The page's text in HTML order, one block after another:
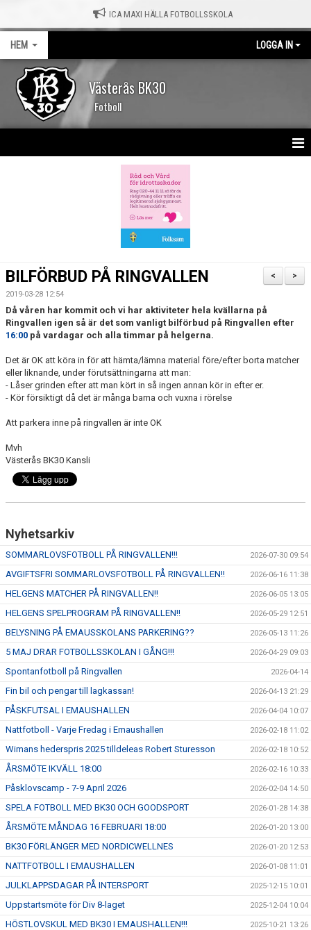
ICA MAXI HÄLLA FOTBOLLSSKOLA
HEM LOGGA IN
Västerås BK30
Fotboll
OM KLUBBEN
KONTAKT
NY I BK30
>
<
BILFÖRBUD PÅ RINGVALLEN
2019-03-28 12:54
Då våren har kommit och vi har aktiviteter hela kvällarna på
Ringvallen igen så är det som vanligt bilförbud på Ringvallen efter
16:00 på vardagar och alla timmar på helgerna.
Det är OK att köra in för att hämta/lämna material före/efter borta matcher
eller liknande, under förutsättningarna att man:
- Låser grinden efter att man kört in så ingen annan kör in efter er.
- Kör försiktigt då det är många barna och vuxna i rörelse
Att parkera inne på ringvallen är inte OK
Mvh
Västerås BK30 Kansli
Nyhetsarkiv
SOMMARLOVSFOTBOLL PÅ RINGVALLEN!!! 2026-07-30 09:54
AVGIFTSFRI SOMMARLOVSFOTBOLL PÅ RINGVALLEN!! 2026-06-16 11:38
HELGENS MATCHER PÅ RINGVALLEN!! 2026-06-05 13:05
HELGENS SPELPROGRAM PÅ RINGVALLEN!! 2026-05-29 12:51
BELYSNING PÅ EMAUSSKOLANS PARKERING?? 2026-05-13 11:26
5 MAJ DRAR FOTBOLLSSKOLAN I GÅNG!!! 2026-04-29 09:03
Spontanfotboll på Ringvallen 2026-04-14
Fin bil och pengar till lagkassan! 2026-04-13 21:29
PÅSKFUTSAL I EMAUSHALLEN 2026-04-04 10:07
Nattfotboll - Varje Fredag i Emaushallen 2026-02-18 11:02
Wimans hederspris 2025 tilldeleas Robert Sturesson 2026-02-18 10:52
ÅRSMÖTE IKVÄLL 18:00 2026-02-16 10:33
Påsklovscamp - 7-9 April 2026 2026-02-04 14:50
SPELA FOTBOLL MED BK30 OCH GOODSPORT 2026-01-28 14:38
ÅRSMÖTE MÅNDAG 16 FEBRUARI 18:00 2026-01-20 13:00
BK30 FÖRLÄNGER MED NORDICWELLNES 2026-01-20 12:53
NATTFOTBOLL I EMAUSHALLEN 2026-01-08 11:01
JULKLAPPSDAGAR PÅ INTERSPORT 2025-12-15 10:01
Uppstartsmöte för Div 8-laget 2025-12-04 10:04
HÖSTLOVSKUL MED BK30 I EMAUSHALLEN!!! 2025-10-21 13:26